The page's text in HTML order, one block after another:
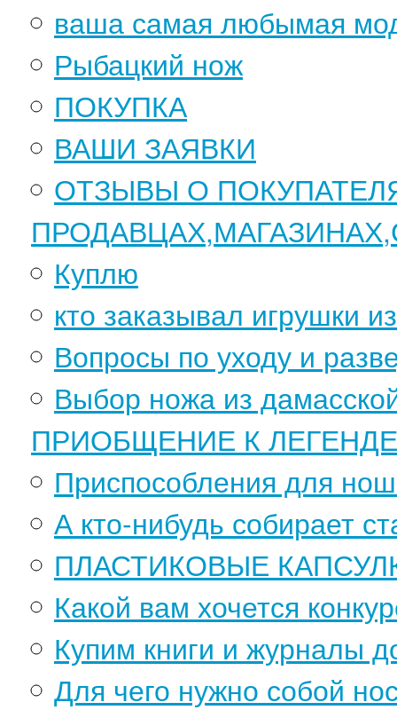
ваша самая любымая
Рыбацкий нож
ПОКУПКА
ВАШИ ЗАЯВКИ
ОТЗЫВЫ О
Куплю
кто заказывал игрушки
Вопросы по уходу и
Выбор ножа из
ПРИОБЩЕНИЕ К
Приспособления для
А кто-нибудь собирает
ПЛАСТИКОВЫЕ
Какой вам хочется
Купим книги и журналы
Для чего нужно собой